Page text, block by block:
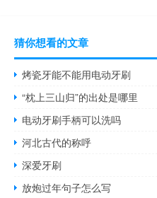
猜你想看的文章
烤瓷牙能不能用电动牙刷
“枕上三山归”的出处是哪里
电动牙刷手柄可以洗吗
河北古代的称呼
深爱牙刷
放炮过年句子怎么写